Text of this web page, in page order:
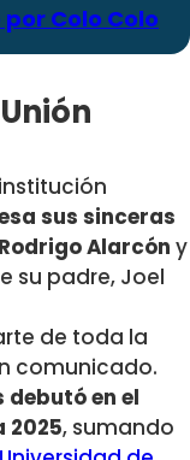
Colo Colo
sus sinceras
Alarcón y
su padre, Joel
de toda la
comunicado.
debutó en el
2025, sumando